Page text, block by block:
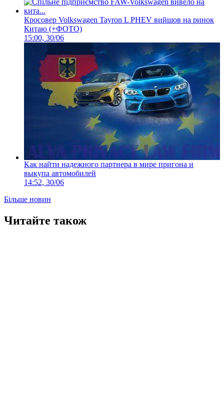
Кросовер Volkswagen Tayron L PHEV вийшов на ринок
Китаю (+ФОТО)
15:00, 30/06
Как найти надежного партнера в мире пригона и
выкупа автомобилей
14:52, 30/06
Більше новин
Читайте також